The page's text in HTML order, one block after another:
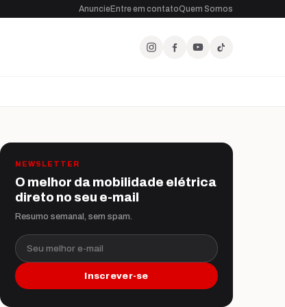
AnuncieEntre em contatoQuem Somos
NEWSLETTER
O melhor da mobilidade elétrica
direto no seu e-mail
Resumo semanal, sem spam.
Seu melhor e-mail
Inscrever-se